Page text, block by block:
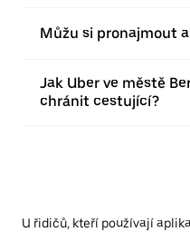
Můžu si pronajmout
Jak Uber ve městě
chránit cestující?
U řidičů, kteří používají